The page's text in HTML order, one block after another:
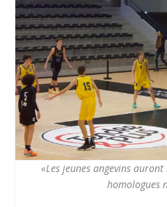
«Les jeunes angevins
homologues